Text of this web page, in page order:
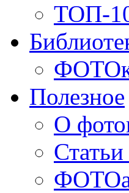
ТОП-
Полезное
О